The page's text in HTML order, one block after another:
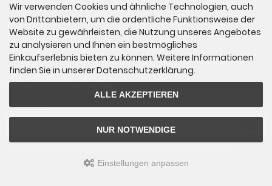
Kontakt
Cookie Einstellungen
Newsletter-Anmeldung
E-Mail-Adresse:
Wir verwenden Cookies und ähnliche Technologien, auch
von Drittanbietern, um die ordentliche Funktionsweise der
Website zu gewährleisten, die Nutzung unseres Angebotes
zu analysieren und Ihnen ein bestmögliches
Einkaufserlebnis bieten zu können. Weitere Informationen
finden Sie in unserer Datenschutzerklärung.
ALLE AKZEPTIEREN
NUR NOTWENDIGE
Einstellungen anpassen